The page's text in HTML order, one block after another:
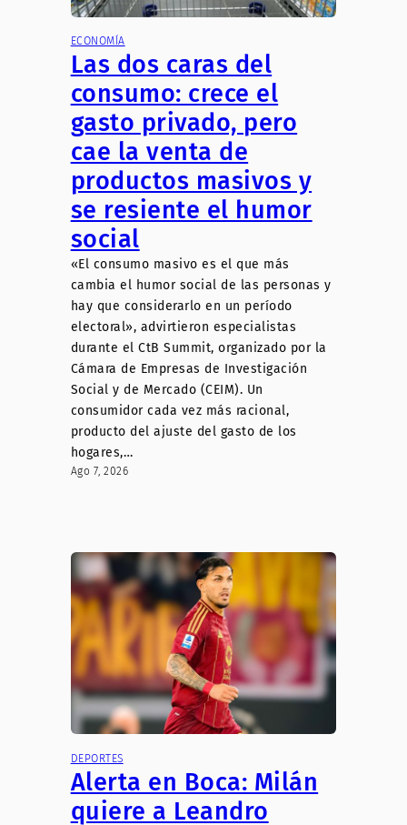
ECONOMÍA
Las dos caras del
consumo: crece el
gasto privado, pero
cae la venta de
productos masivos y
se resiente el humor
social
«El consumo masivo es el que más
cambia el humor social de las personas y
hay que considerarlo en un período
electoral», advirtieron especialistas
durante el CtB Summit, organizado por la
Cámara de Empresas de Investigación
Social y de Mercado (CEIM). Un
consumidor cada vez más racional,
producto del ajuste del gasto de los
hogares,…
Ago 7, 2026
DEPORTES
Alerta en Boca: Milán
quiere a Leandro